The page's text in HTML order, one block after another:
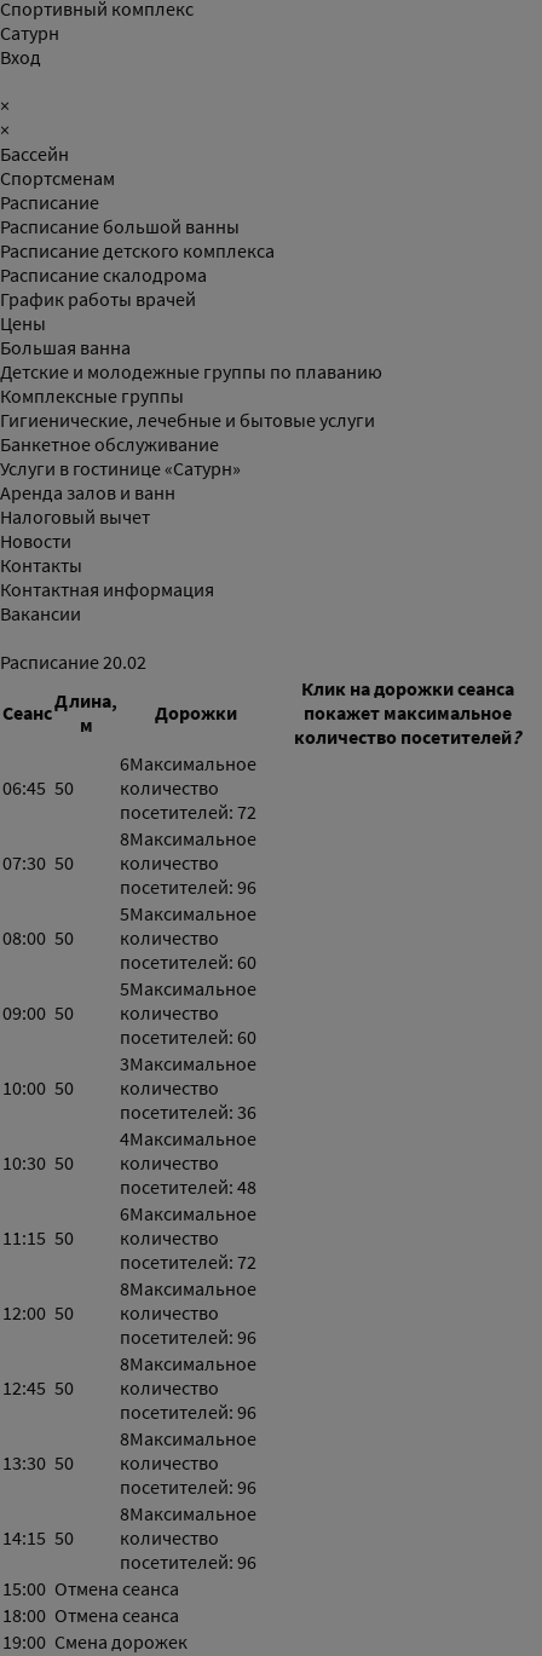
Спортивный комплекс
Сатурн
Вход
×
×
Бассейн
Спортсменам
Расписание
Расписание большой ванны
Расписание детского комплекса
Расписание скалодрома
График работы врачей
Цены
Большая ванна
Детские и молодежные группы по плаванию
Комплексные группы
Гигиенические, лечебные и бытовые услуги
Банкетное обслуживание
Услуги в гостинице «Сатурн»
Аренда залов и ванн
Налоговый вычет
Новости
Контакты
Контактная информация
Вакансии
Расписание20.02
СеансДлина,
м
Дорожки
Клик на дорожки сеанса
покажет максимальное
количество посетителей?
06:45 50
6Максимальное
количество
посетителей: 72
07:30 50
8Максимальное
количество
посетителей: 96
08:00 50
5Максимальное
количество
посетителей: 60
09:00 50
5Максимальное
количество
посетителей: 60
10:00 50
3Максимальное
количество
посетителей: 36
10:30 50
4Максимальное
количество
посетителей: 48
11:15 50
6Максимальное
количество
посетителей: 72
12:00 50
8Максимальное
количество
посетителей: 96
12:45 50
8Максимальное
количество
посетителей: 96
13:30 50
8Максимальное
количество
посетителей: 96
14:15 50
8Максимальное
количество
посетителей: 96
15:00 Отмена сеанса
18:00 Отмена сеанса
19:00 Смена дорожек